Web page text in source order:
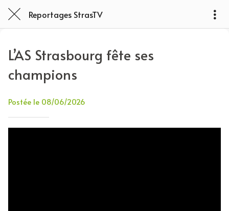
Reportages StrasTV
L’AS Strasbourg fête ses
champions
Postée le 08/06/2026